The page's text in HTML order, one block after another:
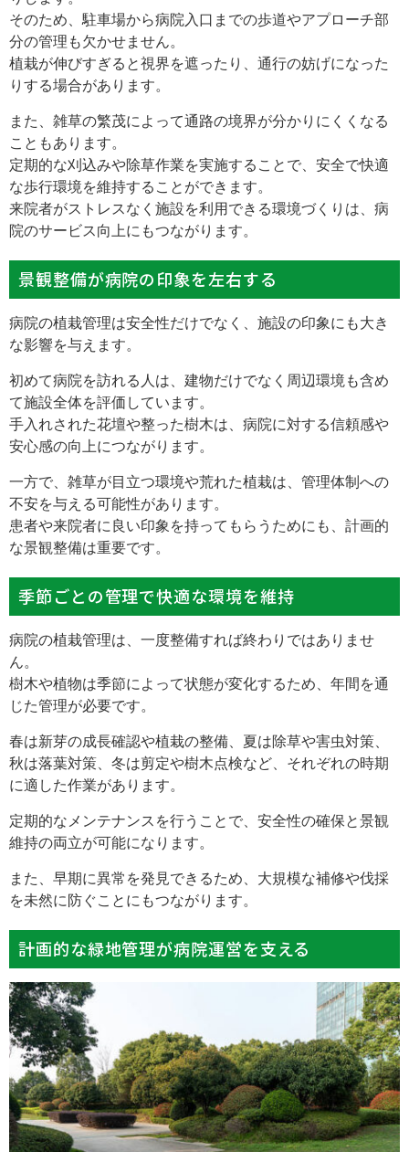
そのため、駐車場から病院入口までの歩道やアプローチ部
分の管理も欠かせません。
植栽が伸びすぎると視界を遮ったり、通行の妨げになった
りする場合があります。
また、雑草の繁茂によって通路の境界が分かりにくくなる
こともあります。
定期的な刈込みや除草作業を実施することで、安全で快適
な歩行環境を維持することができます。
来院者がストレスなく施設を利用できる環境づくりは、病
院のサービス向上にもつながります。
景観整備が病院の印象を左右する
病院の植栽管理は安全性だけでなく、施設の印象にも大き
な影響を与えます。
初めて病院を訪れる人は、建物だけでなく周辺環境も含め
て施設全体を評価しています。
手入れされた花壇や整った樹木は、病院に対する信頼感や
安心感の向上につながります。
一方で、雑草が目立つ環境や荒れた植栽は、管理体制への
不安を与える可能性があります。
患者や来院者に良い印象を持ってもらうためにも、計画的
な景観整備は重要です。
季節ごとの管理で快適な環境を維持
病院の植栽管理は、一度整備すれば終わりではありませ
ん。
樹木や植物は季節によって状態が変化するため、年間を通
じた管理が必要です。
春は新芽の成長確認や植栽の整備、夏は除草や害虫対策、
秋は落葉対策、冬は剪定や樹木点検など、それぞれの時期
に適した作業があります。
定期的なメンテナンスを行うことで、安全性の確保と景観
維持の両立が可能になります。
また、早期に異常を発見できるため、大規模な補修や伐採
を未然に防ぐことにもつながります。
計画的な緑地管理が病院運営を支える